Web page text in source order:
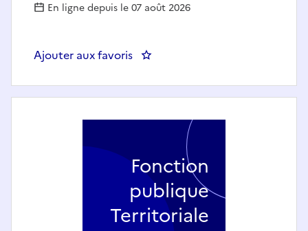
En ligne depuis le 07 août 2026
Ajouter aux favoris : EXPERT CONFIRME ACHATS 4/
Fonction
publique
Territoriale